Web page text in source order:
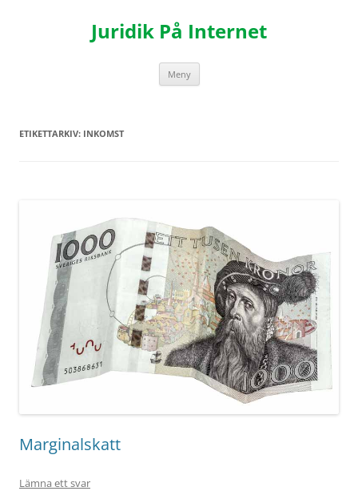
Juridik På Internet
Meny
ETIKETTARKIV: INKOMST
Marginalskatt
Lämna ett svar